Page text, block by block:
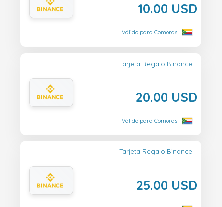
10.00 USD
Válido para Comoras
Tarjeta Regalo Binance
20.00 USD
Válido para Comoras
Tarjeta Regalo Binance
25.00 USD